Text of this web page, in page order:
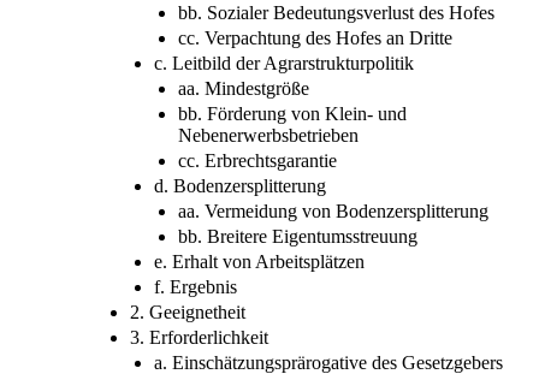
bb. Sozialer Bedeutungsverlust des Hofes
cc. Verpachtung des Hofes an Dritte
c. Leitbild der Agrarstrukturpolitik
aa. Mindestgröße
bb. Förderung von Klein- und
Nebenerwerbsbetrieben
cc. Erbrechtsgarantie
d. Bodenzersplitterung
aa. Vermeidung von Bodenzersplitterung
bb. Breitere Eigentumsstreuung
e. Erhalt von Arbeitsplätzen
f. Ergebnis
2. Geeignetheit
3. Erforderlichkeit
a. Einschätzungsprärogative des Gesetzgebers